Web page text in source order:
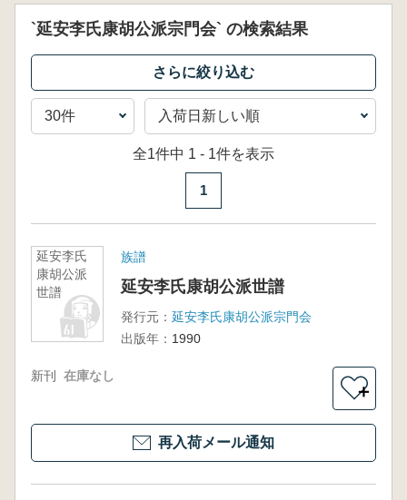
`延安李氏康胡公派宗門会` の検索結果
全1件中 1 - 1件を表示
1
延安李氏
康胡公派
世譜
族譜
延安李氏康胡公派世譜
発行元： 延安李氏康胡公派宗門会
出版年： 1990
新刊 在庫なし
＋
再入荷メール通知